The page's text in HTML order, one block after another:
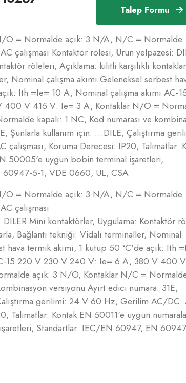
Talep Formu
O = Normalde açık: 3 N/A, N/C = Normalde
çalışması Kontaktör rölesi, Ürün yelpazesi:
röleleri, Açıklama: kilitli karşılıklı
Nominal çalışma akımı Geleneksel serbest
Ith =Ie= 10 A, Nominal çalışma akımı AC-
V 415 V: Ie= 3 A, Kontaklar N/O =
kapalı: 1 NC, Kod numarası ve
Şunlarla kullanım için: …DILE, Çalıştırma
Koruma Derecesi: IP20, Talimatlar:
50005'e uygun bobin terminal işaretleri,
5-1, VDE 0660, UL, CSA
O = Normalde açık: 3 N/A, N/C = Normalde
çalışması
Mini kontaktörler, Uygulama: Kontaktör
Bağlantı tekniği: Vidalı terminaller, Nominal
hava termik akımı, 1 kutup 50 °C'de açık: Ith
15 220 V 230 V 240 V: Ie= 6 A, 380 V 400
açık: 3 N/O, Kontaklar N/C =
versiyonu Ayırt edici numara: 31E,
gerilimi: 24 V 60 Hz, Gerilim AC/DC:
Talimatlar: Kontak EN 50011'e uygun
Standartlar: IEC/EN 60947, EN